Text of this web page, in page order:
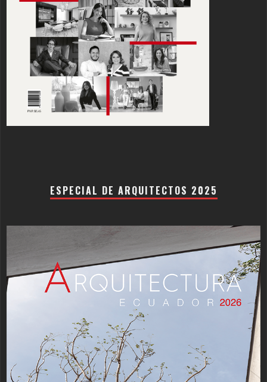
ESPECIAL DE ARQUITECTOS 2025